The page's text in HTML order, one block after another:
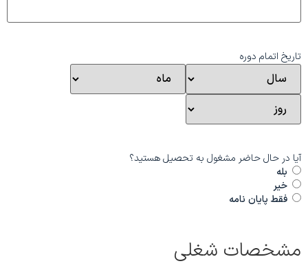
تاریخ اتمام دوره
آیا در حال حاضر مشغول به تحصیل هستید؟
بله
خیر
فقط پایان نامه
مشخصات شغلی